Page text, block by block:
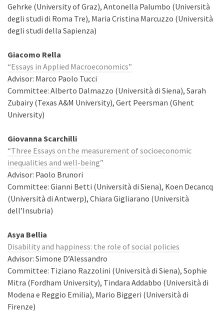
Gehrke (University of Graz), Antonella Palumbo (Università
degli studi di Roma Tre), Maria Cristina Marcuzzo (Università
degli studi della Sapienza)
Giacomo Rella
“Essays in Applied Macroeconomics”
Advisor: Marco Paolo Tucci
Committee: Alberto Dalmazzo (Università di Siena), Sarah
Zubairy (Texas A&M University), Gert Peersman (Ghent
University)
Giovanna Scarchilli
“Three Essays on the measurement of socioeconomic
inequalities and well-being”
Advisor: Paolo Brunori
Committee: Gianni Betti (Università di Siena), Koen Decancq
(Università di Antwerp), Chiara Gigliarano (Università
dell’Insubria)
Asya Bellia
Disability and happiness: the role of social policies
Advisor: Simone D’Alessandro
Committee: Tiziano Razzolini (Università di Siena), Sophie
Mitra (Fordham University), Tindara Addabbo (Università di
Modena e Reggio Emilia), Mario Biggeri (Università di
Firenze)